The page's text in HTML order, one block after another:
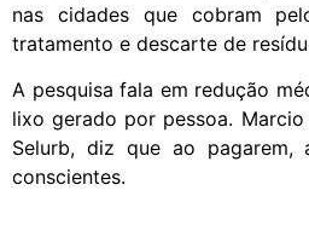
nas cidades que cobram
tratamento e descarte de
A pesquisa fala em redução
lixo gerado por pessoa.
Selurb, diz que ao pagarem,
conscientes.